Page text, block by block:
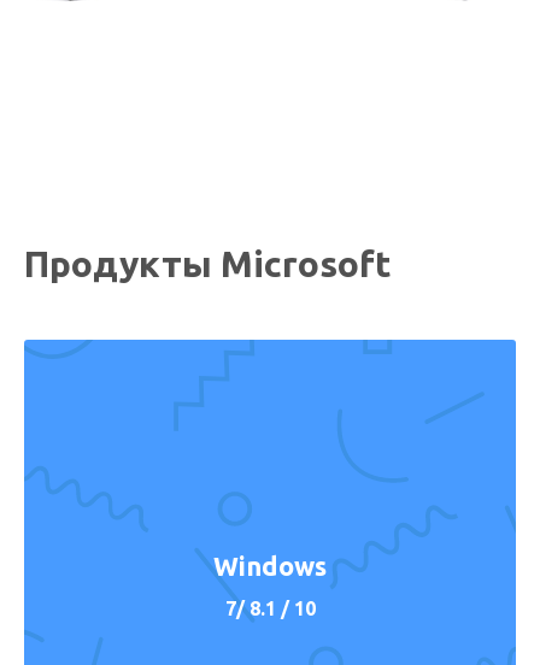
Продукты Microsoft
Windows
7/ 8.1 / 10